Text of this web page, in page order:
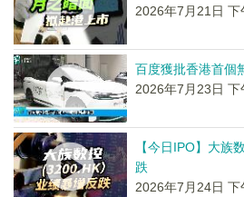
2026年7月21日 下
百度獲批香港首個
2026年7月23日 下
【今日IPO】大族
跌
2026年7月24日 下